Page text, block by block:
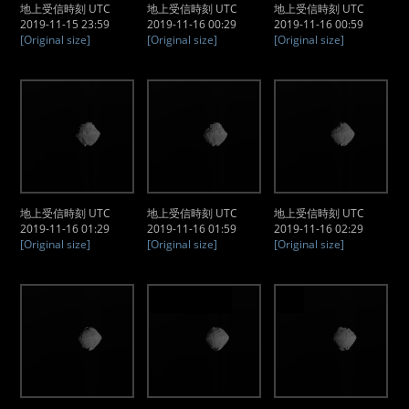
地上受信時刻 UTC
2019-11-15 23:59
[Original size]
地上受信時刻 UTC
2019-11-16 00:29
[Original size]
地上受信時刻 UTC
2019-11-16 00:59
[Original size]
地上受信時刻 UTC
2019-11-16 01:29
[Original size]
地上受信時刻 UTC
2019-11-16 01:59
[Original size]
地上受信時刻 UTC
2019-11-16 02:29
[Original size]